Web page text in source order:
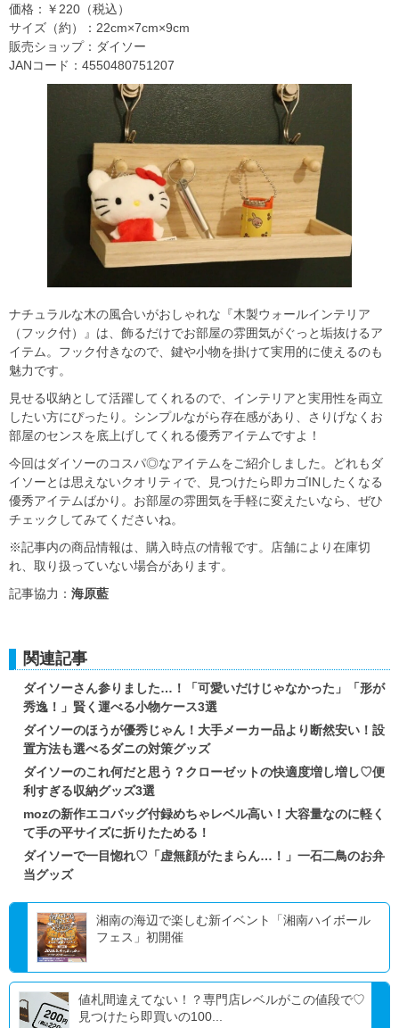
価格：￥220（税込）
サイズ（約）：22cm×7cm×9cm
販売ショップ：ダイソー
JANコード：4550480751207
ナチュラルな木の風合いがおしゃれな『木製ウォールインテリア
（フック付）』は、飾るだけでお部屋の雰囲気がぐっと垢抜けるア
イテム。フック付きなので、鍵や小物を掛けて実用的に使えるのも
魅力です。
見せる収納として活躍してくれるので、インテリアと実用性を両立
したい方にぴったり。シンプルながら存在感があり、さりげなくお
部屋のセンスを底上げしてくれる優秀アイテムですよ！
今回はダイソーのコスパ◎なアイテムをご紹介しました。どれもダ
イソーとは思えないクオリティで、見つけたら即カゴINしたくなる
優秀アイテムばかり。お部屋の雰囲気を手軽に変えたいなら、ぜひ
チェックしてみてくださいね。
※記事内の商品情報は、購入時点の情報です。店舗により在庫切
れ、取り扱っていない場合があります。
記事協力： 海原藍
関連記事
ダイソーさん参りました…！「可愛いだけじゃなかった」「形が
秀逸！」賢く運べる小物ケース3選
ダイソーのほうが優秀じゃん！大手メーカー品より断然安い！設
置方法も選べるダニの対策グッズ
ダイソーのこれ何だと思う？クローゼットの快適度増し増し♡便
利すぎる収納グッズ3選
mozの新作エコバッグ付録めちゃレベル高い！大容量なのに軽く
て手の平サイズに折りたためる！
ダイソーで一目惚れ♡「虚無顔がたまらん…！」一石二鳥のお弁
当グッズ
湘南の海辺で楽しむ新イベント「湘南ハイボール
フェス」初開催
値札間違えてない！？専門店レベルがこの値段で♡
見つけたら即買いの100...